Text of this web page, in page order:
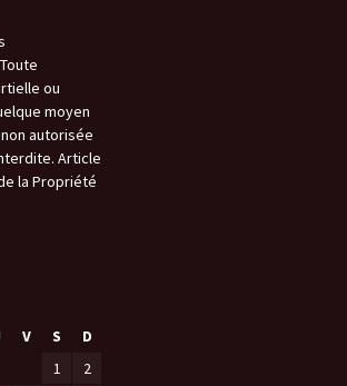
ou
moyen
autorisée
Article
la Propriété
V S
D
1
2